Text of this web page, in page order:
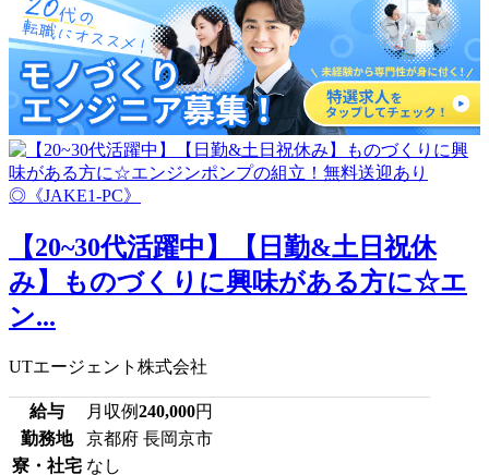
【20~30代活躍中】【日勤&土日祝休
み】ものづくりに興味がある方に☆エ
ン...
UTエージェント株式会社
給与 月収例240,000円
勤務地
京都府 長岡京市
寮・社宅 なし